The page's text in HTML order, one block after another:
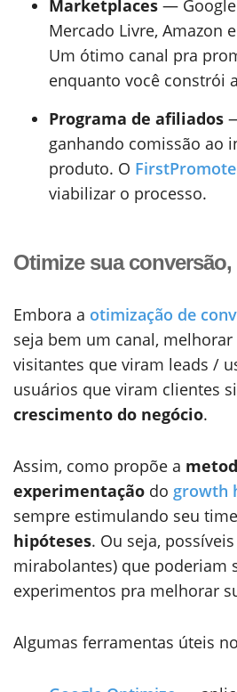
Marketplaces — Google
Mercado Livre, Amazon
Um ótimo canal pra
enquanto você constrói
Programa de afiliados
ganhando comissão ao
produto. O
viabilizar o processo.
Otimize sua conversão,
Embora a otimização de
seja bem um canal, melhorar
visitantes que viram leads /
usuários que viram clientes
crescimento do negócio.
Assim, como propõe a
experimentação do growth
sempre estimulando seu
hipóteses. Ou seja,
mirabolantes) que poderiam
experimentos pra melhorar
Algumas ferramentas úteis